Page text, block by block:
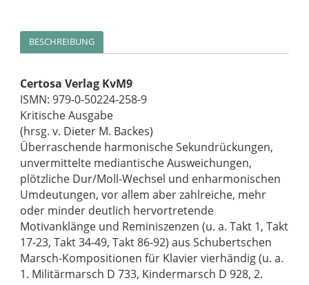
BESCHREIBUNG
Certosa Verlag KvM9
ISMN: 979-0-50224-258-9
Kritische Ausgabe
(hrsg. v. Dieter M. Backes)
Überraschende harmonische Sekundrückungen,
unvermittelte mediantische Ausweichungen,
plötzliche Dur/Moll-Wechsel und enharmonischen
Umdeutungen, vor allem aber zahlreiche, mehr
oder minder deutlich hervortretende
Motivanklänge und Reminiszenzen (u. a. Takt 1, Takt
17-23, Takt 34-49, Takt 86-92) aus Schubertschen
Marsch-Kompositionen für Klavier vierhändig (u. a.
1. Militärmarsch D 733, Kindermarsch D 928, 2.